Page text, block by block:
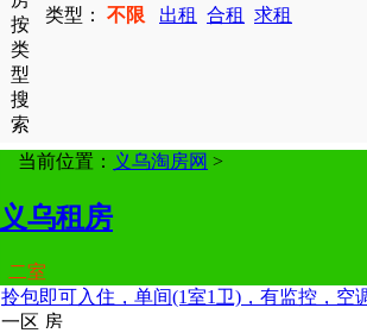
类型： 不限 出租 合租 求租
当前位置： 义乌淘房网 >
义乌租房
二室
拎包即可入住，单间(1室1卫)，有监控，空
一区